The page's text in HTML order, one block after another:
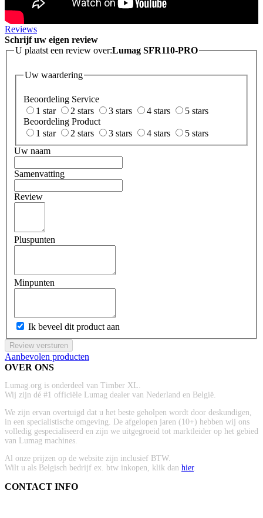
Reviews
Schrijf uw eigen review
U plaatst een review over:Lumag SFR110-PRO
Uw waardering
Beoordeling Service
1 star
2 stars 3 stars 4 stars
5 stars
Beoordeling Product
1 star
2 stars 3 stars 4 stars
5 stars
Uw naam
Samenvatting
Review
Pluspunten
Minpunten
Ik beveel dit product aan
Review versturen
Aanbevolen producten
OVER ONS
Lumag.org is onderdeel van Timber XL.
Wij zijn dé #1 officiële Lumag dealer van Nederland en België.
We zijn ervan overtuigd dat u het beste geholpen wordt door deskundigen,
in een specialistische omgeving. De afgelopen jaren (10+) hebben wij ons
volledig gespecialiseerd en zijn we uitgegroeid tot marktleider op het gebied
van Lumag machines.
Al onze prijzen op de website zijn inclusief BTW.
Wilt u als Belgisch bedrijf ex. btw inkopen, klik dan hier.
CONTACT INFO